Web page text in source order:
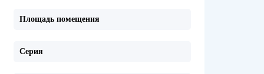
Площадь помещения
Серия